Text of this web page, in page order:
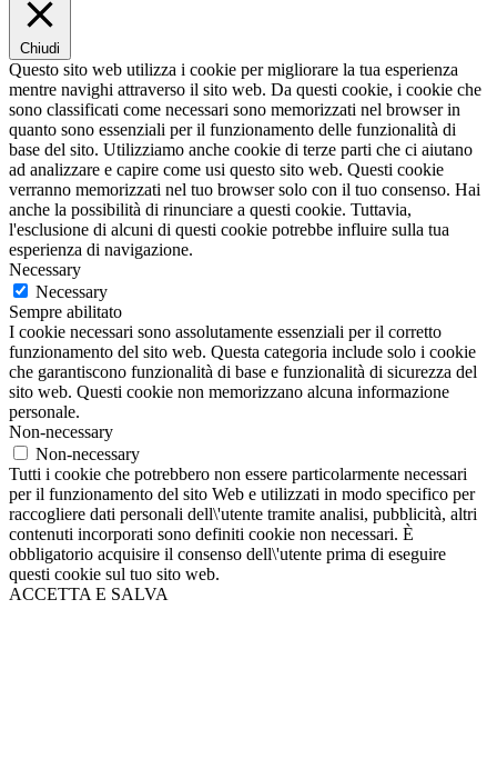
Chiudi
Questo sito web utilizza i cookie per migliorare la tua esperienza
mentre navighi attraverso il sito web. Da questi cookie, i cookie che
sono classificati come necessari sono memorizzati nel browser in
quanto sono essenziali per il funzionamento delle funzionalità di
base del sito. Utilizziamo anche cookie di terze parti che ci aiutano
ad analizzare e capire come usi questo sito web. Questi cookie
verranno memorizzati nel tuo browser solo con il tuo consenso. Hai
anche la possibilità di rinunciare a questi cookie. Tuttavia,
l'esclusione di alcuni di questi cookie potrebbe influire sulla tua
esperienza di navigazione.
Necessary
Necessary
Sempre abilitato
I cookie necessari sono assolutamente essenziali per il corretto
funzionamento del sito web. Questa categoria include solo i cookie
che garantiscono funzionalità di base e funzionalità di sicurezza del
sito web. Questi cookie non memorizzano alcuna informazione
personale.
Non-necessary
Non-necessary
Tutti i cookie che potrebbero non essere particolarmente necessari
per il funzionamento del sito Web e utilizzati in modo specifico per
raccogliere dati personali dell\'utente tramite analisi, pubblicità, altri
contenuti incorporati sono definiti cookie non necessari. È
obbligatorio acquisire il consenso dell\'utente prima di eseguire
questi cookie sul tuo sito web.
ACCETTA E SALVA